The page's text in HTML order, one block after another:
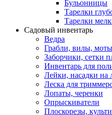
Бульонницы
Тарелки
Тарелки
Садовый инвентарь
Ведра
Грабли, вилы,
Заборчики, сетки
Инвентарь для
Лейки, насадки на
Леска для
Лопаты, черенки
Опрыскиватели
Плоскорезы,